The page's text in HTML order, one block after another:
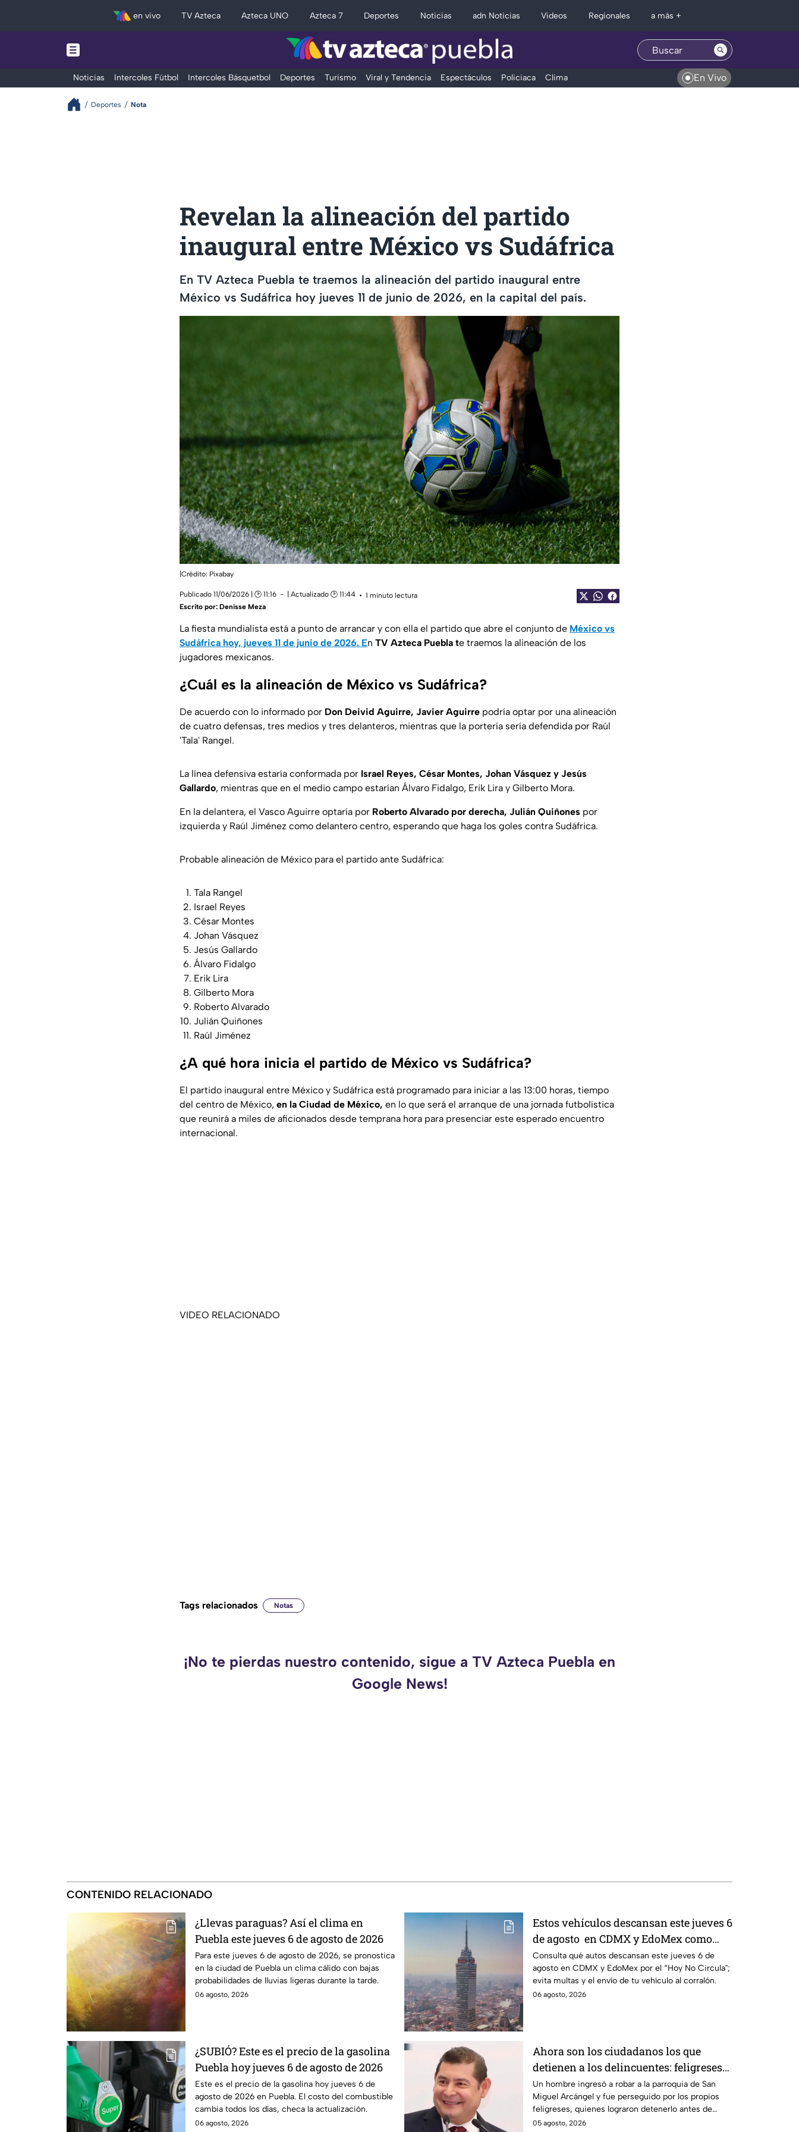
en vivo TV Azteca Azteca UNO Azteca 7 Deportes Noticias adn Noticias Videos Regionales a más +
Noticias Intercoles Fútbol Intercoles Básquetbol Deportes Turismo Viral y Tendencia Espectáculos Policiaca Clima En Vivo
Deportes Nota
Revelan la alineación del partido
inaugural entre México vs Sudáfrica
En TV Azteca Puebla te traemos la alineación del partido inaugural entre
México vs Sudáfrica hoy jueves 11 de junio de 2026, en la capital del país.
|Crédito: Pixabay
Publicado 11/06/2026 | 🕑 11:16 | Actualizado 🕑 11:44
1 minuto lectura
Escrito por: Denisse Meza
La fiesta mundialista está a punto de arrancar y con ella el partido que abre el conjunto de México vs
Sudáfrica hoy, jueves 11 de junio de 2026. En TV Azteca Puebla te traemos la alineación de los
jugadores mexicanos.
¿Cuál es la alineación de México vs Sudáfrica?
De acuerdo con lo informado por Don Deivid Aguirre, Javier Aguirre podría optar por una alineación
de cuatro defensas, tres medios y tres delanteros, mientras que la portería sería defendida por Raúl
'Tala' Rangel.
La línea defensiva estaría conformada por Israel Reyes, César Montes, Johan Vásquez y Jesús
Gallardo, mientras que en el medio campo estarían Álvaro Fidalgo, Erik Lira y Gilberto Mora.
En la delantera, el Vasco Aguirre optaría por Roberto Alvarado por derecha, Julián Quiñones por
izquierda y Raúl Jiménez como delantero centro, esperando que haga los goles contra Sudáfrica.
Probable alineación de México para el partido ante Sudáfrica:
Tala Rangel
Israel Reyes
César Montes
Johan Vásquez
Jesús Gallardo
Álvaro Fidalgo
Erik Lira
Gilberto Mora
Roberto Alvarado
Julián Quiñones
Raúl Jiménez
¿A qué hora inicia el partido de México vs Sudáfrica?
El partido inaugural entre México y Sudáfrica está programado para iniciar a las 13:00 horas, tiempo
del centro de México, en la Ciudad de México, en lo que será el arranque de una jornada futbolística
que reunirá a miles de aficionados desde temprana hora para presenciar este esperado encuentro
internacional.
VIDEO RELACIONADO
Tags relacionados Notas
¡No te pierdas nuestro contenido, sigue a TV Azteca Puebla en
Google News!
CONTENIDO RELACIONADO
¿Llevas paraguas? Así el clima en
Puebla este jueves 6 de agosto de 2026
Para este jueves 6 de agosto de 2026, se pronostica
en la ciudad de Puebla un clima cálido con bajas
probabilidades de lluvias ligeras durante la tarde.
06 agosto, 2026
Estos vehículos descansan este jueves 6
de agosto en CDMX y EdoMex como
parte del Hoy No Circula
Consulta qué autos descansan este jueves 6 de
agosto en CDMX y EdoMex por el “Hoy No Circula";
evita multas y el envío de tu vehículo al corralón.
06 agosto, 2026
¿SUBIÓ? Este es el precio de la gasolina
Puebla hoy jueves 6 de agosto de 2026
Este es el precio de la gasolina hoy jueves 6 de
agosto de 2026 en Puebla. El costo del combustible
cambia todos los días, checa la actualización.
06 agosto, 2026
Ahora son los ciudadanos los que
detienen a los delincuentes: feligreses
detienen a presunto ladrón ante la
inseguridad en la Puebla de Alejandro
Armenta
Un hombre ingresó a robar a la parroquia de San
Miguel Arcángel y fue perseguido por los propios
feligreses, quienes lograron detenerlo antes de
entregarlo a la policía. Vecinos denuncian que los
05 agosto, 2026